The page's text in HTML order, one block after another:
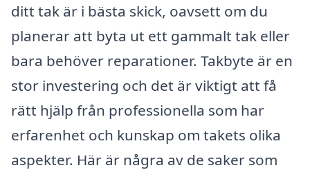
ditt tak är i bästa skick, oavsett om du
planerar att byta ut ett gammalt tak eller
bara behöver reparationer. Takbyte är en
stor investering och det är viktigt att få
rätt hjälp från professionella som har
erfarenhet och kunskap om takets olika
aspekter. Här är några av de saker som